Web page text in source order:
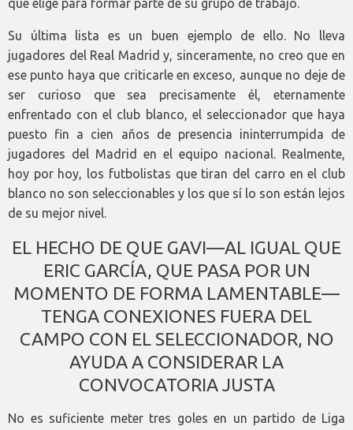
que elige para formar parte de su grupo de trabajo.
Su última lista es un buen ejemplo de ello. No lleva
jugadores del Real Madrid y, sinceramente, no creo que en
ese punto haya que criticarle en exceso, aunque no deje de
ser curioso que sea precisamente él, eternamente
enfrentado con el club blanco, el seleccionador que haya
puesto fin a cien años de presencia ininterrumpida de
jugadores del Madrid en el equipo nacional. Realmente,
hoy por hoy, los futbolistas que tiran del carro en el club
blanco no son seleccionables y los que sí lo son están lejos
de su mejor nivel.
EL HECHO DE QUE GAVI—AL IGUAL QUE
ERIC GARCÍA, QUE PASA POR UN
MOMENTO DE FORMA LAMENTABLE—
TENGA CONEXIONES FUERA DEL
CAMPO CON EL SELECCIONADOR, NO
AYUDA A CONSIDERAR LA
CONVOCATORIA JUSTA
No es suficiente meter tres goles en un partido de Liga